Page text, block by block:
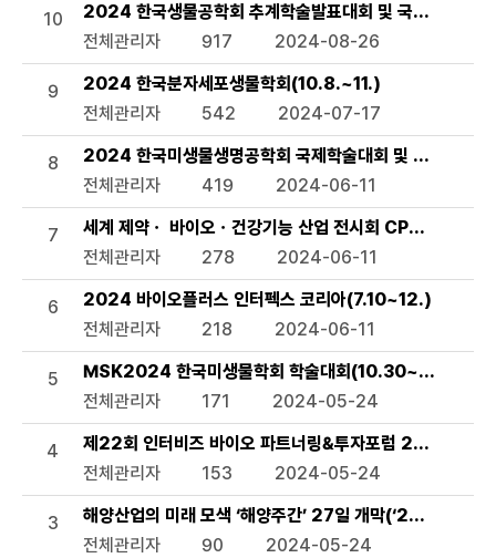
10
2024 한국생물공학회 추계학술발표대회 및 국제 심포
전체관리자
917 2024-08-26
9
2024 한국분자세포생물학회(10.8.~11.)
전체관리자
542 2024-07-17
8
2024 한국미생물생명공학회 국제학술대회 및 정기학
전체관리자
419 2024-06-11
7
세계 제약ㆍ 바이오ㆍ건강기능 산업 전시회 CPHI/ Hi
전체관리자
278 2024-06-11
6
2024 바이오플러스 인터펙스 코리아(7.10~12.)
전체관리자
218 2024-06-11
5
MSK2024 한국미생물학회 학술대회(10.30~11.1.)
전체관리자
171 2024-05-24
4
제22회 인터비즈 바이오 파트너링&투자포럼
전체관리자
153 2024-05-24
3
해양산업의 미래 모색 ‘해양주간’ 27일 개막(‘2024 해
전체관리자
90 2024-05-24